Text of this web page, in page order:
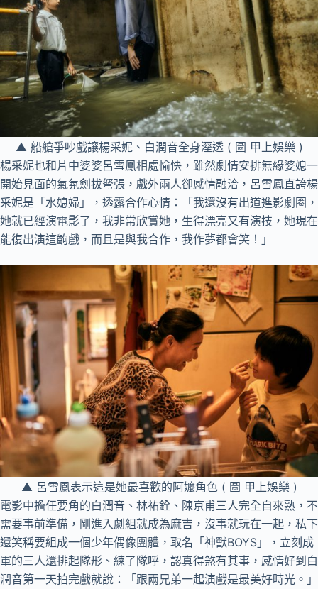
▲ 船艙爭吵戲讓楊采妮、白潤音全身溼透 ( 圖 甲上娛樂 )
楊采妮也和片中婆婆呂雪鳳相處愉快，雖然劇情安排無緣婆媳一
開始見面的氣氛劍拔弩張，戲外兩人卻感情融洽，呂雪鳳直誇楊
采妮是「水媳婦」，透露合作心情：「我還沒有出道進影劇圈，
她就已經演電影了，我非常欣賞她，生得漂亮又有演技，她現在
能復出演這齣戲，而且是與我合作，我作夢都會笑！」
▲ 呂雪鳳表示這是她最喜歡的阿嬤角色 ( 圖 甲上娛樂 )
電影中擔任要角的白潤音、林祐銓、陳京甫三人完全自來熟，不
需要事前準備，剛進入劇組就成為麻吉，沒事就玩在一起，私下
還笑稱要組成一個少年偶像團體，取名「神獸BOYS」，立刻成
軍的三人還排起隊形、練了隊呼，認真得煞有其事，感情好到白
潤音第一天拍完戲就說：「跟兩兄弟一起演戲是最美好時光。」